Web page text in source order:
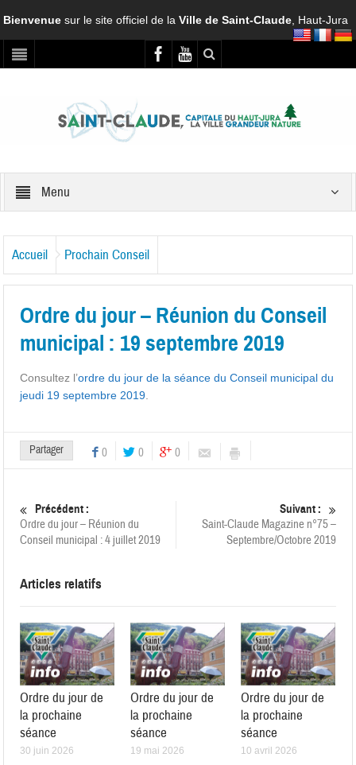
Bienvenuesur le site officiel de laVille de Saint-Claude , Haut-Jura
Menu
Accueil Prochain Conseil
Ordre du jour – Réunion du Conseil
municipal : 19 septembre 2019
Consultez l’ordre du jour de la séance du Conseil municipal du
jeudi 19 septembre 2019
Partager 0 0 0
Précédent :
Ordre du jour – Réunion du
Conseil municipal : 4 juillet 2019
Suivant :
Saint-Claude Magazine n°75 –
Septembre/Octobre 2019
Articles relatifs
Ordre du jour de
la prochaine
séance
30 juin 2026
Ordre du jour de
la prochaine
séance
19 mai 2026
Ordre du jour de
la prochaine
séance
10 avril 2026